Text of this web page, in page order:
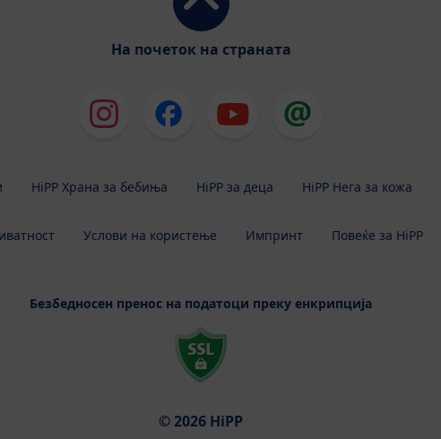
На почеток на страната
HiPP Храна за бебиња HiPP за деца HiPP Нега за кожа
Услови на користење Импринт Повеќе за HiPP
Безбедносен пренос на податоци преку енкрипција
© 2026 HiPP